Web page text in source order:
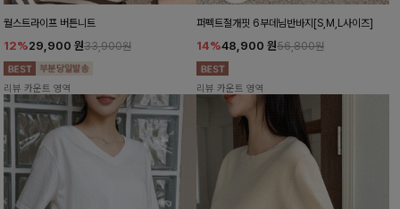
월스트라이프 버튼니트
12%29,900 원33,900원
리뷰 카운트 영역
퍼펙트절개핏 6부데님반바지[S,M,L사이즈]
14%48,900 원56,800원
리뷰 카운트 영역